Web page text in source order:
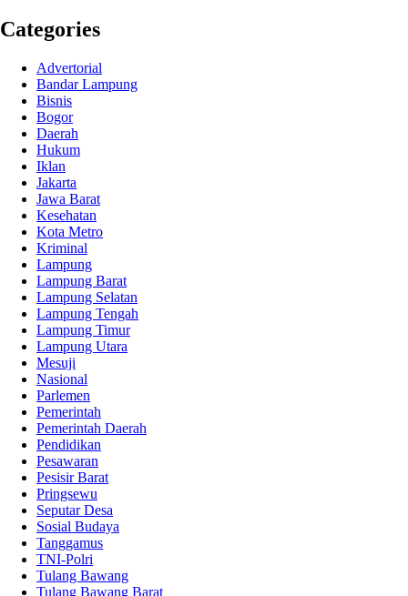
Categories
Advertorial
Bandar Lampung
Bisnis
Bogor
Daerah
Hukum
Iklan
Jakarta
Jawa Barat
Kesehatan
Kota Metro
Kriminal
Lampung
Lampung Barat
Lampung Selatan
Lampung Tengah
Lampung Timur
Lampung Utara
Mesuji
Nasional
Parlemen
Pemerintah
Pemerintah Daerah
Pendidikan
Pesawaran
Pesisir Barat
Pringsewu
Seputar Desa
Sosial Budaya
Tanggamus
TNI-Polri
Tulang Bawang
Tulang Bawang Barat